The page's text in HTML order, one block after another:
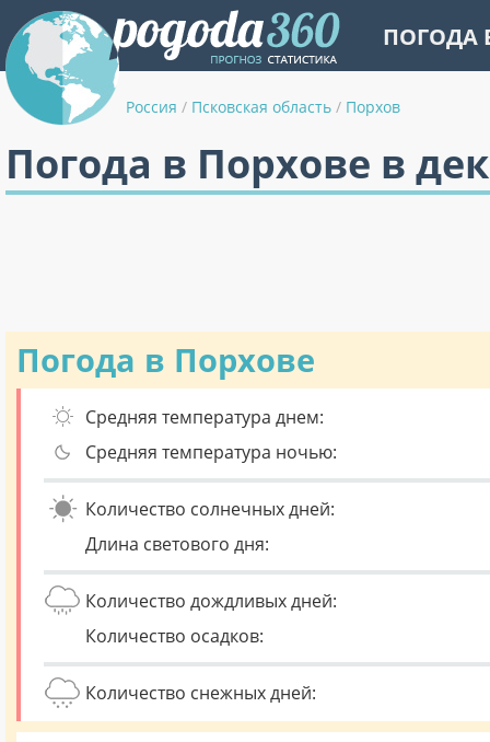
ПОГОДА
Россия / Псковская область / Порхов
Погода в Порхове в
Погода в Порхове
Средняя температура днем:
Средняя температура ночью:
Количество солнечных дней:
Длина светового дня:
Количество дождливых дней:
Количество осадков:
Количество снежных дней: